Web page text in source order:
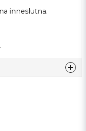
inneslutna.